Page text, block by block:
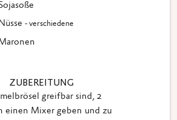
Nüsse - verschiedene
ZUBEREITUNG
greifbar sind, 2
einen Mixer geben und zu